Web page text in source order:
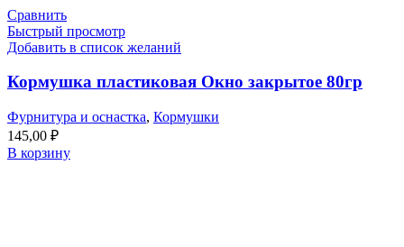
Сравнить
Быстрый просмотр
Добавить в список желаний
Кормушка пластиковая Окно закрытое 80гр
Фурнитура и оснастка, Кормушки
145,00 ₽
В корзину